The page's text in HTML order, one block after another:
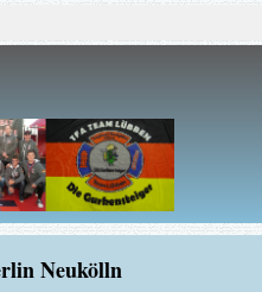
Neukölln